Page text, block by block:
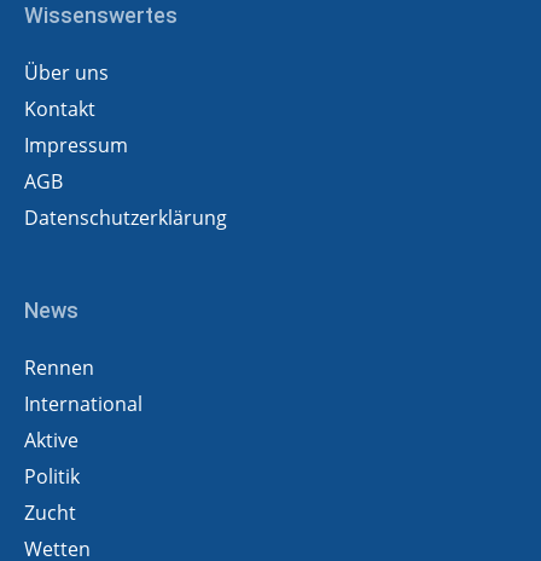
Wissenswertes
Über uns
Kontakt
Impressum
AGB
Datenschutzerklärung
News
Rennen
International
Aktive
Politik
Zucht
Wetten